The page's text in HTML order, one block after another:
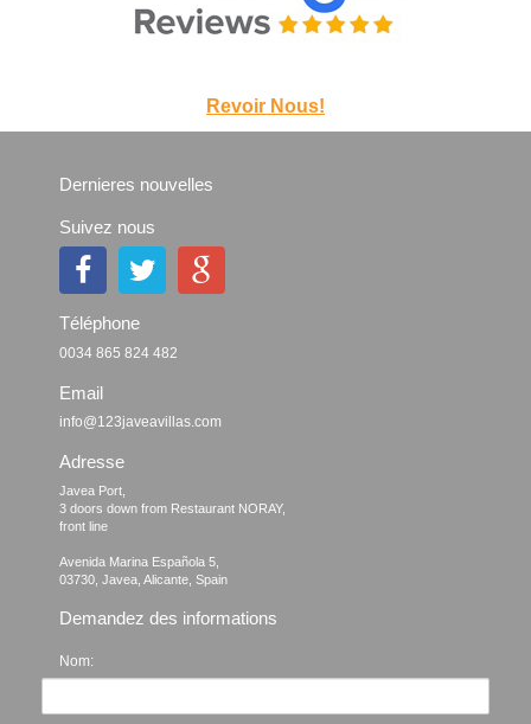
Revoir Nous!
Dernieres nouvelles
Suivez nous
Téléphone
0034 865 824 482
Email
info@123javeavillas.com
Adresse
Javea Port,
3 doors down from Restaurant NORAY,
front line
Avenida Marina Española 5,
Demandez des informations
Nom: